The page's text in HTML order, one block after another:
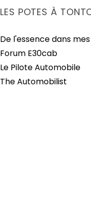
LES POTES À
De l'essence dans
Forum E30cab
Le Pilote Automobile
The Automobilist